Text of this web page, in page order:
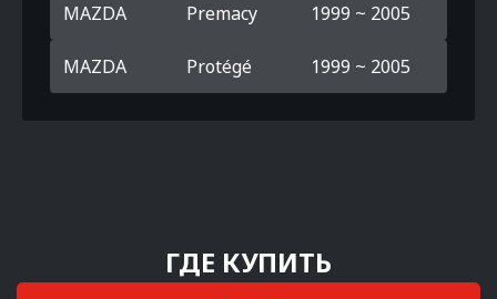
MAZDA Premacy 1999 ~ 2005
MAZDA Protégé 1999 ~ 2005
ГДЕ КУПИТЬ